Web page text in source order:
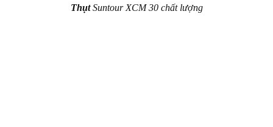
ThụtSuntour XCM 30 chất lượng